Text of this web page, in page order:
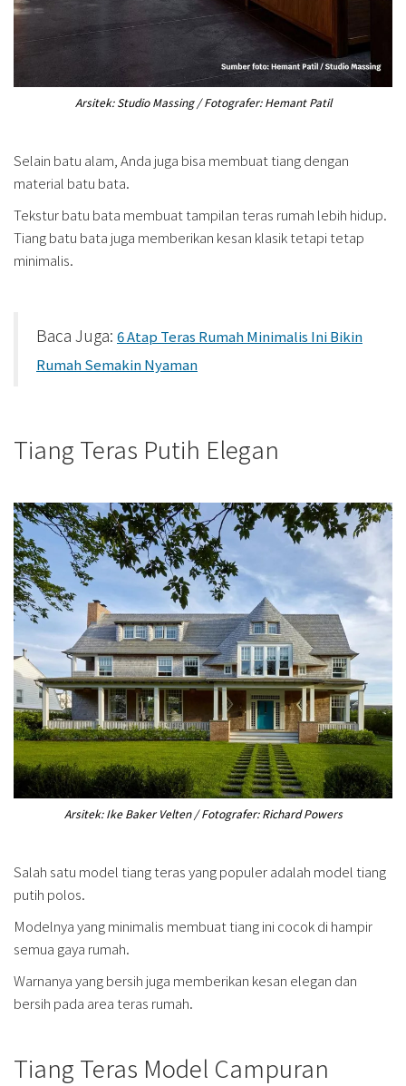
Arsitek: Studio Massing / Fotografer: Hemant Patil
Selain batu alam, Anda juga bisa membuat tiang dengan
material batu bata.
Tekstur batu bata membuat tampilan teras rumah lebih hidup.
Tiang batu bata juga memberikan kesan klasik tetapi tetap
minimalis.
Baca Juga: 6 Atap Teras Rumah Minimalis Ini Bikin
Rumah Semakin Nyaman
Tiang Teras Putih Elegan
Arsitek: Ike Baker Velten / Fotografer: Richard Powers
Salah satu model tiang teras yang populer adalah model tiang
putih polos.
Modelnya yang minimalis membuat tiang ini cocok di hampir
semua gaya rumah.
Warnanya yang bersih juga memberikan kesan elegan dan
bersih pada area teras rumah.
Tiang Teras Model Campuran